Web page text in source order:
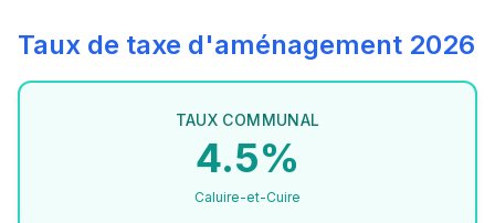
Taux de taxe d'aménagement 2026
TAUX COMMUNAL
4.5%
Caluire-et-Cuire